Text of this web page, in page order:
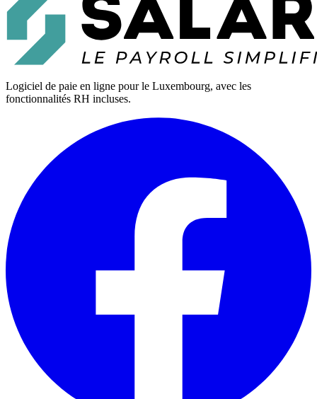
Logiciel de paie en ligne pour le Luxembourg, avec les
fonctionnalités RH incluses.